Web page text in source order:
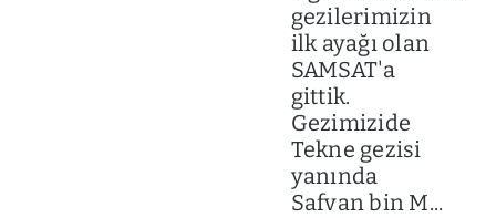
gezilerimizin
ilk ayağı olan
SAMSAT'a
gittik.
Gezimizide
Tekne gezisi
yanında
Safvan bin M...